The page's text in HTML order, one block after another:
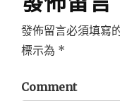
發佈留言必須填寫
標示為 *
Comment